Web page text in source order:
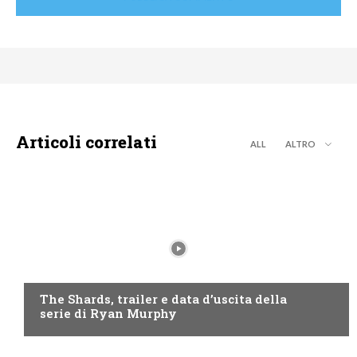
Articoli correlati ALL ALTRO
The Shards, trailer e data d’uscita della
serie di Ryan Murphy